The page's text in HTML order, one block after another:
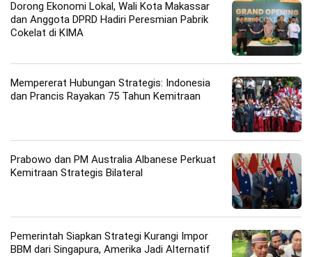
Dorong Ekonomi Lokal, Wali Kota Makassar
dan Anggota DPRD Hadiri Peresmian Pabrik
Cokelat di KIMA
Mempererat Hubungan Strategis: Indonesia
dan Prancis Rayakan 75 Tahun Kemitraan
Prabowo dan PM Australia Albanese Perkuat
Kemitraan Strategis Bilateral
Pemerintah Siapkan Strategi Kurangi Impor
BBM dari Singapura, Amerika Jadi Alternatif